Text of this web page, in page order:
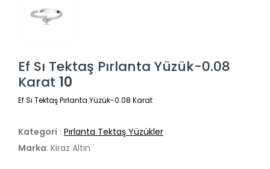
Ef Sı Tektaş Pırlanta Yüzük-0.08
Karat 10
Ef Sı Tektaş Pırlanta Yüzük-0.08 Karat
Kategori : Pırlanta Tektaş Yüzükler
Marka: Kiraz Altın